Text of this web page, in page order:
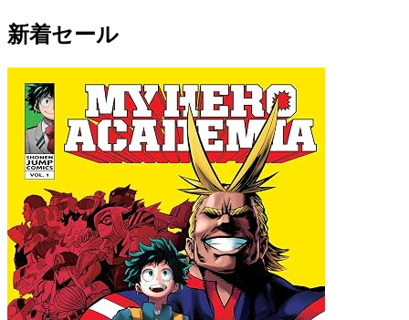
新着セール